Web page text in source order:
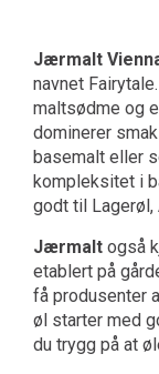
Jærmalt
navnet
maltsødme og
dominerer
basemalt eller
kompleksitet i
godt til Lagerøl,
Jærmalt også
etablert på
få produsenter
øl starter med
du trygg på at